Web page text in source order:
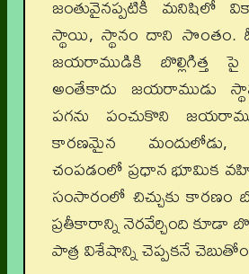
జంతువైనప్పటికీ మనిషిలో
స్థాయి, స్థానం దాని సొంతం.
జయరాముడికి బొల్లిగిత్త
అంతేకాదు జయరాముడు
పగను పంచుకొని
కారణమైన మందులోడు,
చంపడంలో ప్రధాన భూమిక
సంసారంలో చిచ్చుకు కారణం
ప్రతీకారాన్ని నెరవేర్చింది కూడా
పాత్ర విశేషాన్ని చెప్పకనే